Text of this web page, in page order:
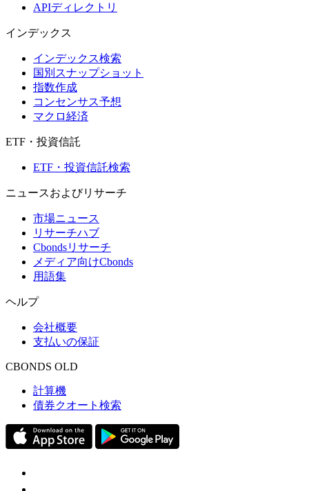
APIディレクトリ
インデックス
インデックス検索
国別スナップショット
指数作成
コンセンサス予想
マクロ経済
ETF・投資信託
ETF・投資信託検索
ニュースおよびリサーチ
市場ニュース
リサーチハブ
Cbondsリサーチ
メディア向けCbonds
用語集
ヘルプ
会社概要
支払いの保証
CBONDS OLD
計算機
債券クオート検索